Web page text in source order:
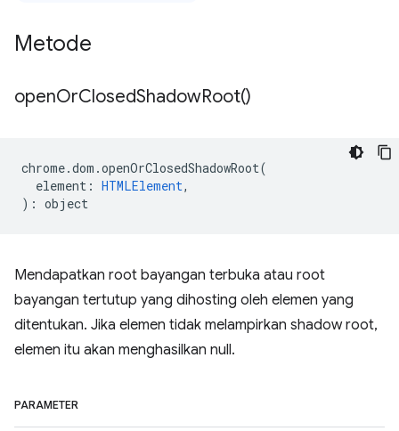
Metode
openOrClosedShadowRoot()
chrome.dom .openOrClosedShadowRoot(
element : HTMLElement,
) : object
Mendapatkan root bayangan terbuka atau root
bayangan tertutup yang dihosting oleh elemen yang
ditentukan. Jika elemen tidak melampirkan shadow root,
elemen itu akan menghasilkan null.
PARAMETER